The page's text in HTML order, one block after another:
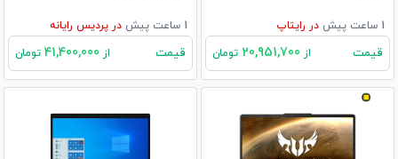
1 ساعت پیش در رایتاپ
قیمت از تومان
1 ساعت پیش در پردیس رایانه
قیمت از تومان